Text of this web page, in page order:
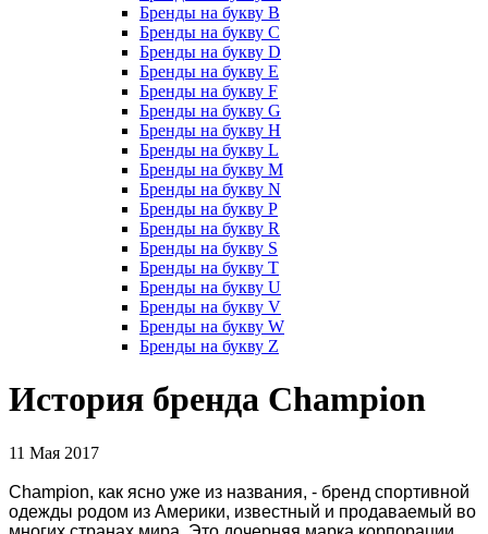
Бренды на букву B
Бренды на букву C
Бренды на букву D
Бренды на букву E
Бренды на букву F
Бренды на букву G
Бренды на букву H
Бренды на букву L
Бренды на букву M
Бренды на букву N
Бренды на букву P
Бренды на букву R
Бренды на букву S
Бренды на букву T
Бренды на букву U
Бренды на букву V
Бренды на букву W
Бренды на букву Z
История бренда Champion
11 Мая 2017
Champion, как ясно уже из названия, - бренд спортивной
одежды родом из Америки, известный и продаваемый во